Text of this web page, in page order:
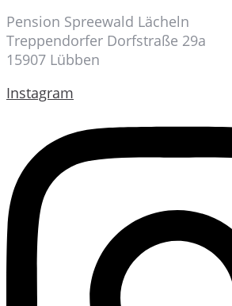
Pension Spreewald Lächeln
Treppendorfer Dorfstraße 29a
15907 Lübben
Instagram